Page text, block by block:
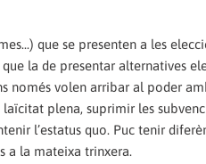
que se presenten a les
la de presentar alternatives
només volen arribar al poder
plena, suprimir les
l’estatus quo. Puc tenir
a la mateixa trinxera.